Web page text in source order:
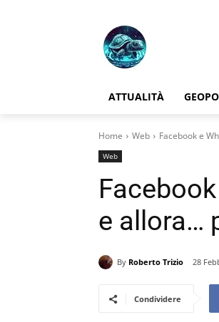
ATTUALITÀ
Home Web Facebook e
Web
e allora…
By Roberto Trizio 28
Condividere